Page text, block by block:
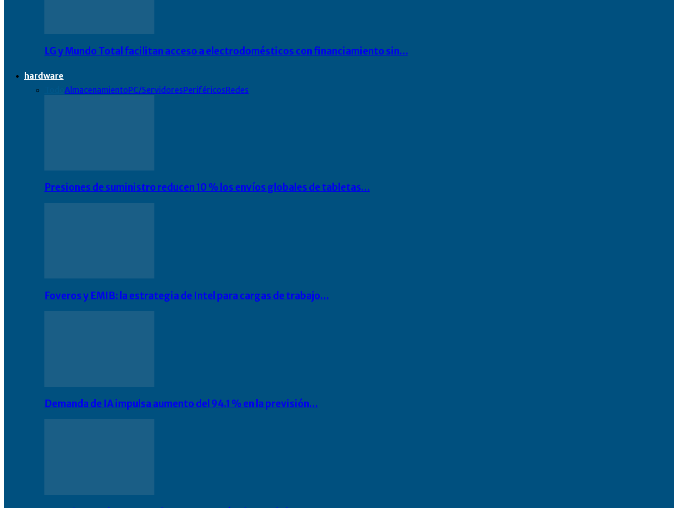
LG y Mundo Total facilitan acceso a electrodomésticos con financiamiento sin…
hardware
AlmacenamientoPC/ServidoresPeriféricosRedes
Presiones de suministro reducen 10 % los envíos globales de tabletas…
Foveros y EMIB: la estrategia de Intel para cargas de trabajo…
Demanda de IA impulsa aumento del 94.1 % en la previsión…